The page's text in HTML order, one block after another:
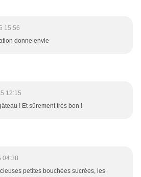
15:56
donne envie
12:15
! Et sûrement très bon !
04:38
petites bouchées sucrées, les